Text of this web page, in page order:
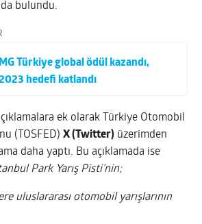
bulundu.
MG Türkiye global ödül kazandı,
hedefi katlandı
ek olarak Türkiye Otomobil
(TOSFED)X (Twitter) üzerimden
daha yaptı. Bu açıklamada ise
Park Yarış Pisti’nin;
uluslararası otomobil yarışlarının